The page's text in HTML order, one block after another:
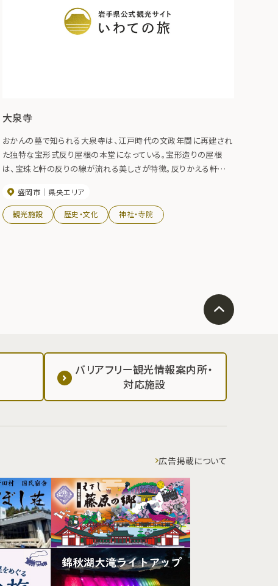
大泉寺
おかんの墓で知られる大泉寺は、江戸時代の文政年間に再建され
た独特な宝形式反り屋根の本堂になっている。宝形造りの屋根
は、宝珠と軒の反りの線が流れる美しさが特徴。反りかえる軒先
盛岡市 県央エリア
観光施設 歴史・文化 神社・寺院
バリアフリー観光情報案内所・
対応施設
広告掲載について